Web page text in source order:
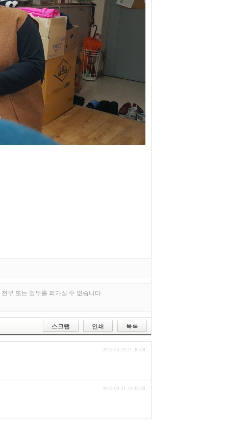
부 또는 일부를 퍼가실 수 없습니다.
스크랩 인쇄 목록
2018-03-19 21:30:08
2018-03-21 23:33:39